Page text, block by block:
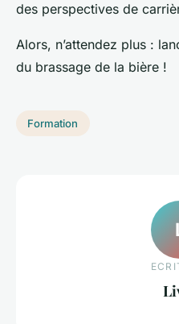
des perspectives de
Alors, n’attendez plus :
du brassage de la bière !
Formation